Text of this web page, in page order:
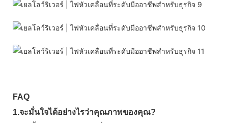
FAQ
1.จะมั่นใจได้อย่างไรว่าคุณภาพของคุณ?